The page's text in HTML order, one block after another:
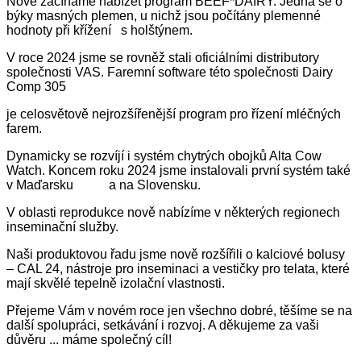
býky masných plemen, u nichž jsou počítány plemenné
hodnoty při křížení s holštýnem.
V roce 2024 jsme se rovněž stali oficiálními distributory
společnosti VAS. Faremní software této společnosti Dairy
Comp 305
je celosvětově nejrozšířenější program pro řízení mléčných
farem.
Dynamicky se rozvíjí i systém chytrých obojků Alta Cow
Watch. Koncem roku 2024 jsme instalovali první systém také
v Maďarsku a na Slovensku.
V oblasti reprodukce nově nabízíme v některých regionech
inseminační služby.
Naši produktovou řadu jsme nově rozšířili o kalciové bolusy
– CAL 24, nástroje pro inseminaci a vestičky pro telata, které
mají skvělé tepelně izolační vlastnosti.
Přejeme Vám v novém roce jen všechno dobré, těšíme se na
další spolupráci, setkávání i rozvoj. A děkujeme za vaši
důvěru ... máme společný cíl!